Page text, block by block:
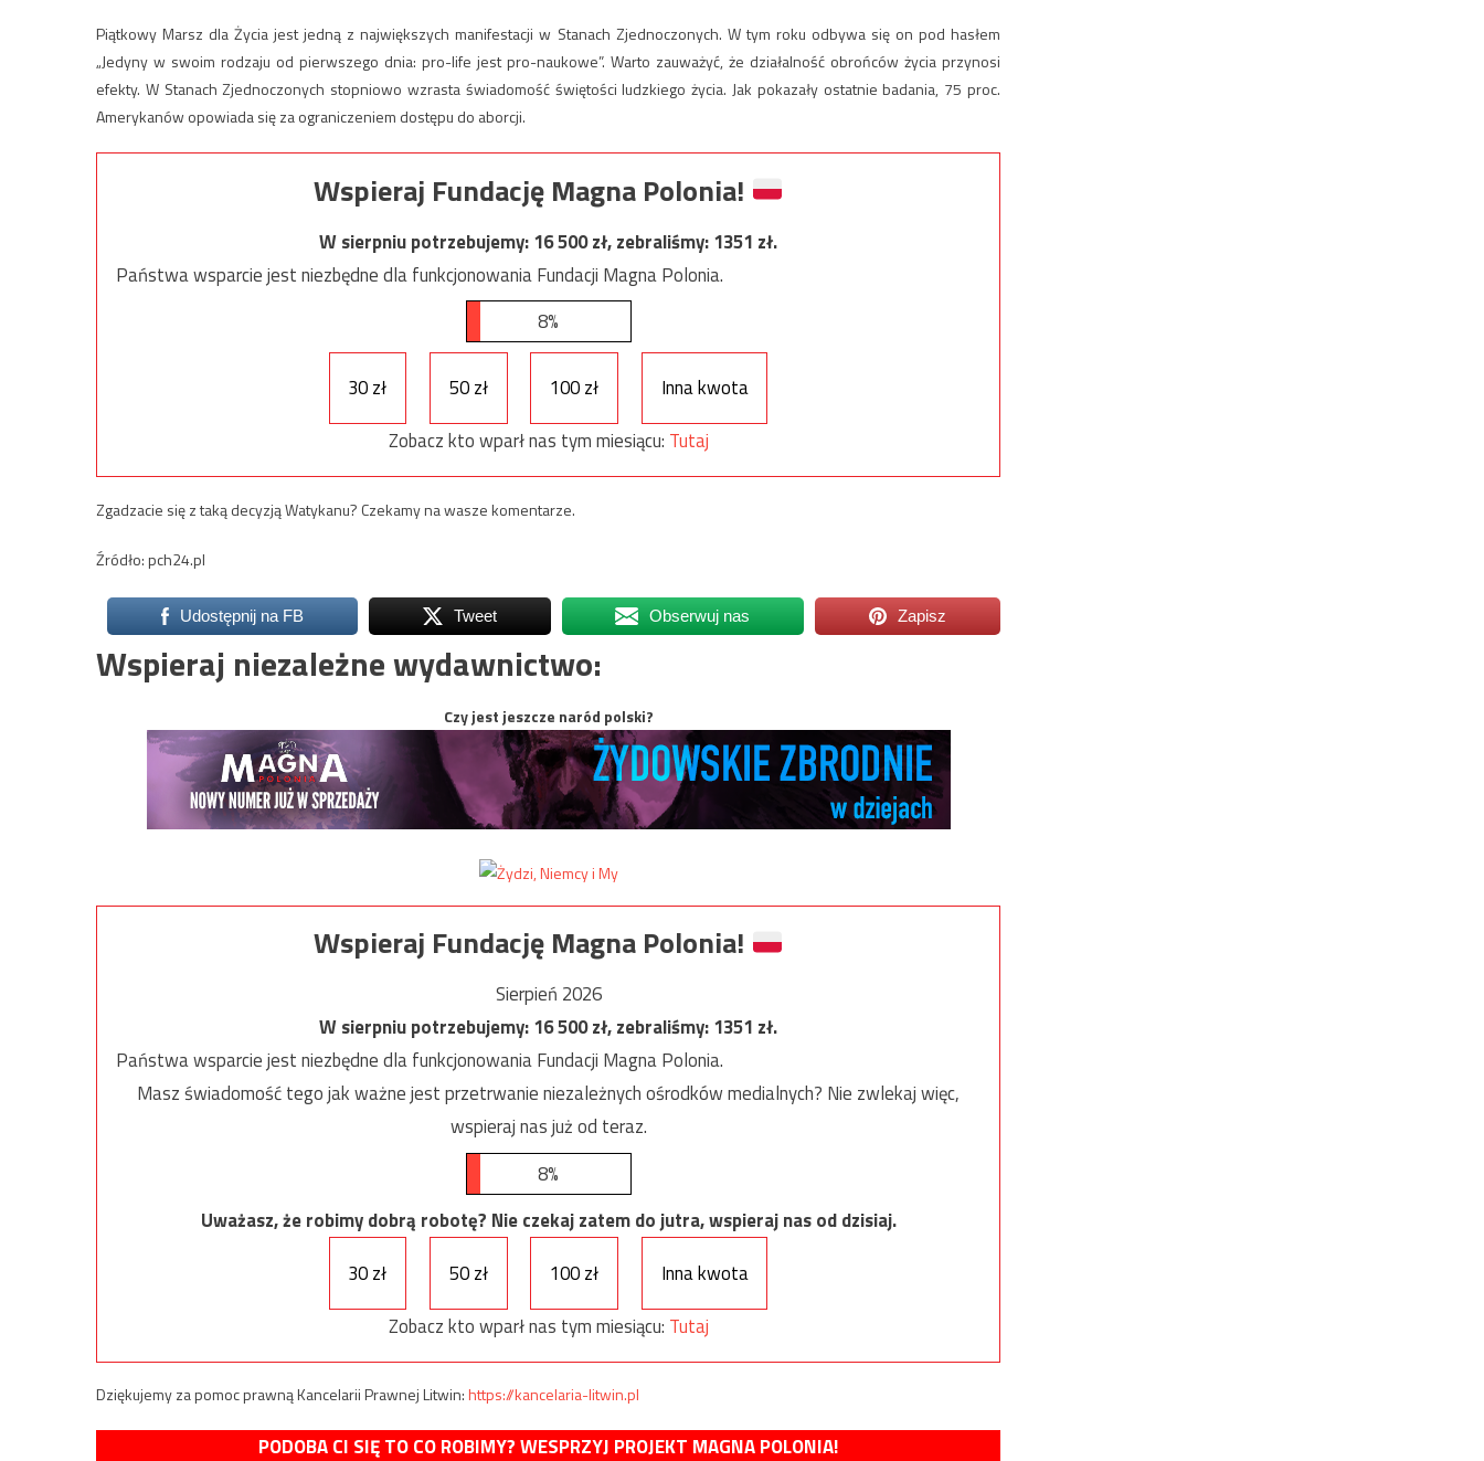
Piątkowy Marsz dla Życia jest jedną z największych manifestacji w Stanach Zjednoczonych. W tym roku odbywa się on pod hasłem
„Jedyny w swoim rodzaju od pierwszego dnia: pro-life jest pro-naukowe”. Warto zauważyć, że działalność obrońców życia przynosi
efekty. W Stanach Zjednoczonych stopniowo wzrasta świadomość świętości ludzkiego życia. Jak pokazały ostatnie badania, 75 proc.
Amerykanów opowiada się za ograniczeniem dostępu do aborcji.
Wspieraj Fundację Magna Polonia!
W sierpniu potrzebujemy:16 500zł, zebraliśmy:1351 zł.
Państwa wsparcie jest niezbędne dla funkcjonowania Fundacji Magna Polonia.
8%
30 zł 50 zł 100 zł
Inna kwota
Zobacz kto wparł nas tym miesiącu: Tutaj
Zgadzacie się z taką decyzją Watykanu? Czekamy na wasze komentarze.
Źródło: pch24.pl
Udostępnij na FB Tweet Obserwuj nas Zapisz
Wspieraj niezależne wydawnictwo:
Czy jest jeszcze naród polski?
Wspieraj Fundację Magna Polonia!
Sierpień 2026
W sierpniu potrzebujemy:16 500zł, zebraliśmy:1351 zł.
Państwa wsparcie jest niezbędne dla funkcjonowania Fundacji Magna Polonia.
Masz świadomość tego jak ważne jest przetrwanie niezależnych ośrodków medialnych? Nie zwlekaj więc,
wspieraj nas już od teraz.
8%
Uważasz, że robimy dobrą robotę? Nie czekaj zatem do jutra, wspieraj nas od dzisiaj.
30 zł
50 zł 100 zł
Inna kwota
Zobacz kto wparł nas tym miesiącu: Tutaj
Dziękujemy za pomoc prawną Kancelarii Prawnej Litwin:https://kancelaria-litwin.pl
PODOBA CI SIĘ TO CO ROBIMY? WESPRZYJ PROJEKT MAGNA POLONIA!